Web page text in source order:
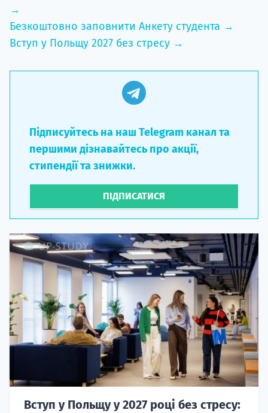
→
Безкоштовно заповнити Анкету студента →
Вступ у Польщу 2027 без стресу →
Підписуйтесь на наш Telegram канал та
першими дізнавайтесь про акції,
стипендії та знижки.
ПІДПИСАТИСЯ
Вступ у Польщу у 2027 році без стресу: